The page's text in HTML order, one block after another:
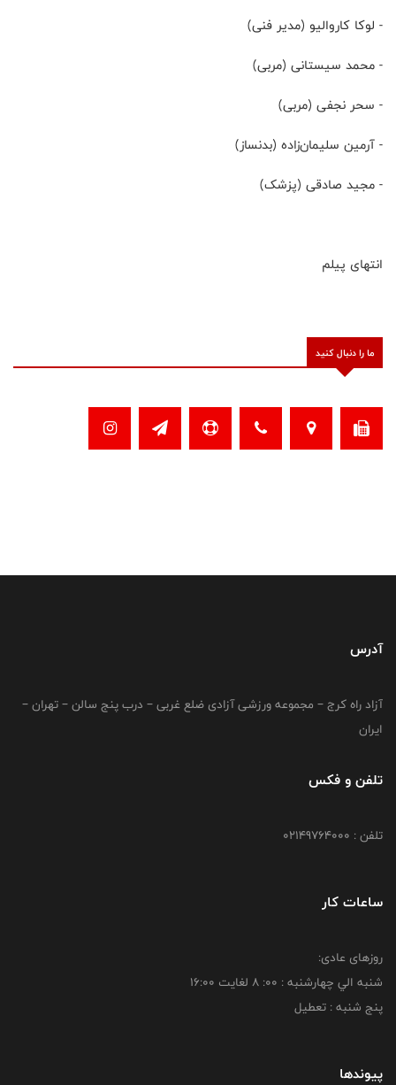
- لوکا کاروالیو (مدیر فنی)
- محمد سیستانی (مربی)
- سحر نجفی (مربی)
- آرمین سلیمان‌زاده (بدنساز)
- مجید صادقی (پزشک)
انتهای پیلم
ما را دنبال کنید
آدرس
آزاد راه کرج – مجموعه ورزشی آزادی ضلع غربی – درب پنج سالن – تهران –
ایران
تلفن و فکس
تلفن : 02149764000
ساعات کار
روزهای عادی:
شنبه الي چهارشنبه : 00: 8 لغايت 16:00
پنج شنبه : تعطیل
پیوندها